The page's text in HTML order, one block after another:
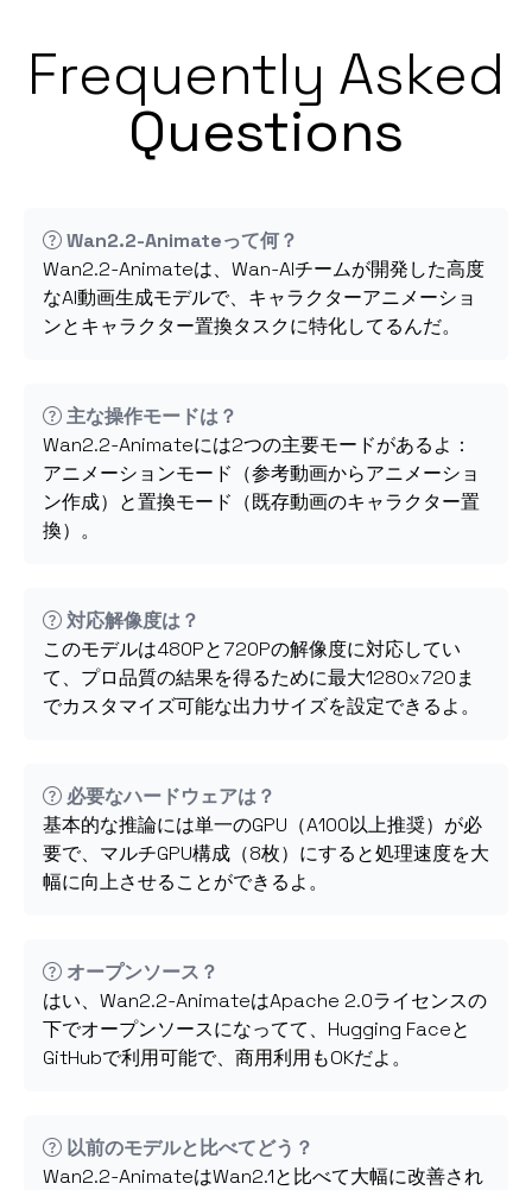
Frequently Asked
Questions
Wan2.2-Animateって何？
Wan2.2-Animateは、Wan-AIチームが開発した高度
なAI動画生成モデルで、キャラクターアニメーショ
ンとキャラクター置換タスクに特化してるんだ。
主な操作モードは？
Wan2.2-Animateには2つの主要モードがあるよ：
アニメーションモード（参考動画からアニメーショ
ン作成）と置換モード（既存動画のキャラクター置
換）。
対応解像度は？
このモデルは480Pと720Pの解像度に対応してい
て、プロ品質の結果を得るために最大1280x720ま
でカスタマイズ可能な出力サイズを設定できるよ。
必要なハードウェアは？
基本的な推論には単一のGPU（A100以上推奨）が必
要で、マルチGPU構成（8枚）にすると処理速度を大
幅に向上させることができるよ。
オープンソース？
はい、Wan2.2-AnimateはApache 2.0ライセンスの
下でオープンソースになってて、Hugging Faceと
GitHubで利用可能で、商用利用もOKだよ。
以前のモデルと比べてどう？
Wan2.2-AnimateはWan2.1と比べて大幅に改善され